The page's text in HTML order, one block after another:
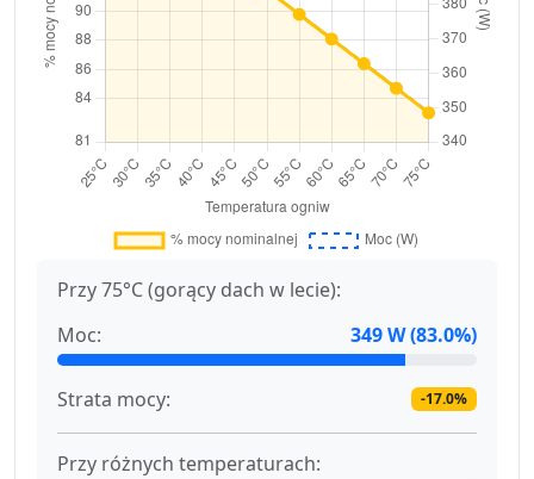
Przy 75°C (gorący dach w lecie):
Moc:
349 W (83.0%)
Strata mocy: -17.0%
Przy różnych temperaturach: